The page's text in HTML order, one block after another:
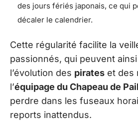
des jours fériés japonais, ce qui
décaler le calendrier.
Cette régularité facilite la
passionnés, qui peuvent
l’évolution des pirates et des
l’équipage du Chapeau de
perdre dans les fuseaux
reports inattendus.